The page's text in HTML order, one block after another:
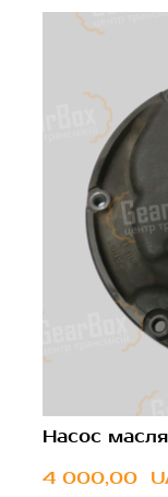
Насос
4 000,00